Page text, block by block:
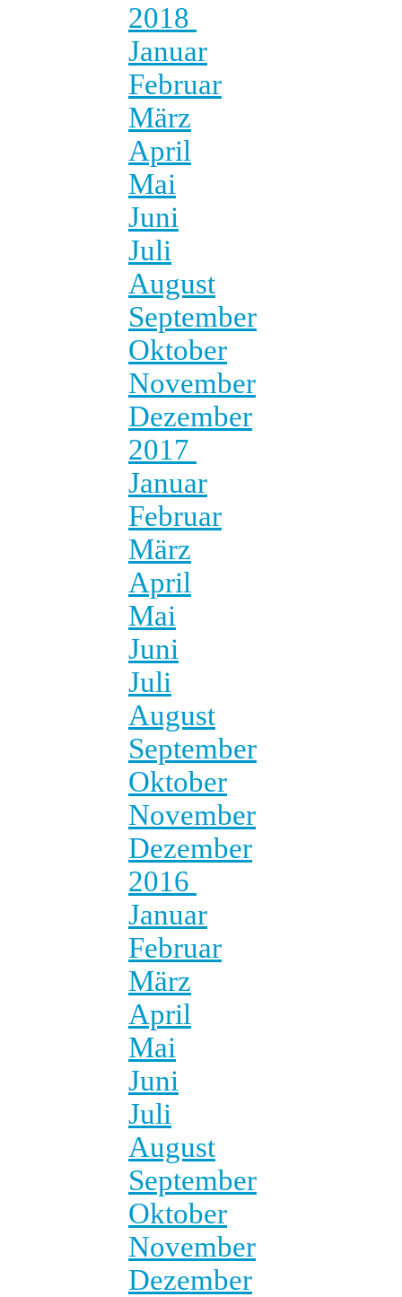
2018
Januar
Februar
März
April
Mai
Juni
Juli
August
September
Oktober
November
Dezember
2017
Januar
Februar
März
April
Mai
Juni
Juli
August
September
Oktober
November
Dezember
2016
Januar
Februar
März
April
Mai
Juni
Juli
August
September
Oktober
November
Dezember